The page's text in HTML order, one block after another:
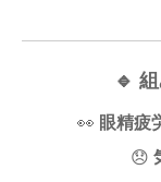
🔹
👀 眼精疲
😞